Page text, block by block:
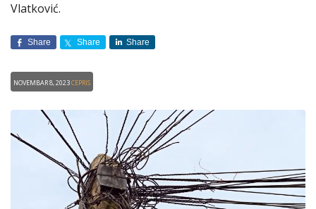
Vlatković.
Share Share Share
Novembar 8, 2023CEPRIS